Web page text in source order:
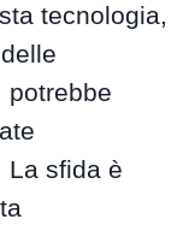
tecnologia,
potrebbe
La sfida è